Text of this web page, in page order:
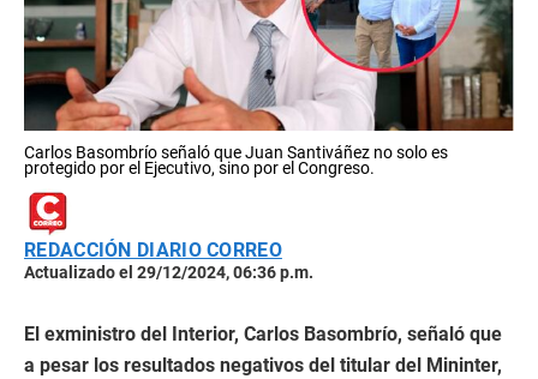
Carlos Basombrío señaló que Juan Santiváñez no solo es
protegido por el Ejecutivo, sino por el Congreso.
REDACCIÓN DIARIO CORREO
Actualizado el 29/12/2024, 06:36 p.m.
El exministro del Interior, Carlos Basombrío, señaló que
a pesar los resultados negativos del titular del Mininter,